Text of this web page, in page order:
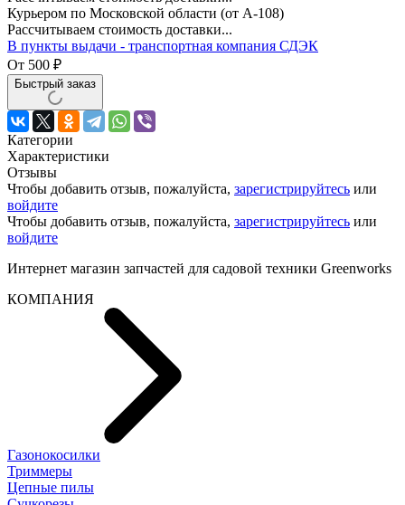
Курьером по Московской области (от А-108)
Рассчитываем стоимость доставки...
В пункты выдачи - транспортная компания СДЭК
От 500 ₽
Быстрый заказ
Категории
Характеристики
Отзывы
Чтобы добавить отзыв, пожалуйста, зарегистрируйтесь или
войдите
Чтобы добавить отзыв, пожалуйста, зарегистрируйтесь или
войдите
Интернет магазин запчастей для садовой техники Greenworks
КОМПАНИЯ
Газонокосилки
Триммеры
Цепные пилы